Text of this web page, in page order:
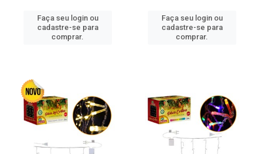
Faça seu login ou
cadastre-se para
comprar.
Faça seu login ou
cadastre-se para
comprar.